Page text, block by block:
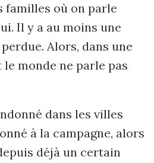
familles où on parle
Il y a au moins une
Alors, dans une
monde ne parle pas
dans les villes
à la campagne, alors
déjà un certain